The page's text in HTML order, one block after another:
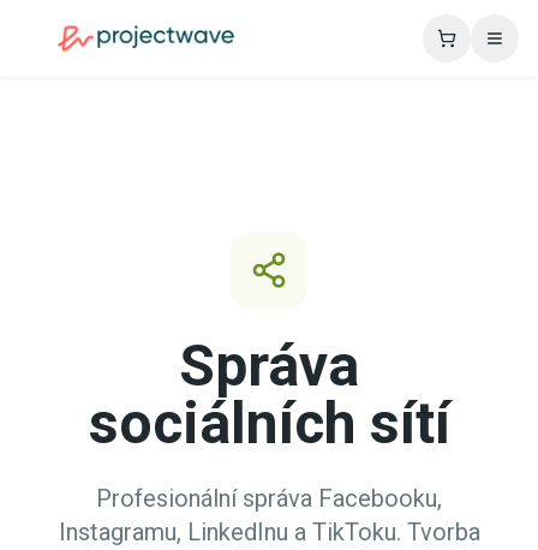
Správa
sociálních sítí
Profesionální správa Facebooku,
Instagramu, LinkedInu a TikToku. Tvorba